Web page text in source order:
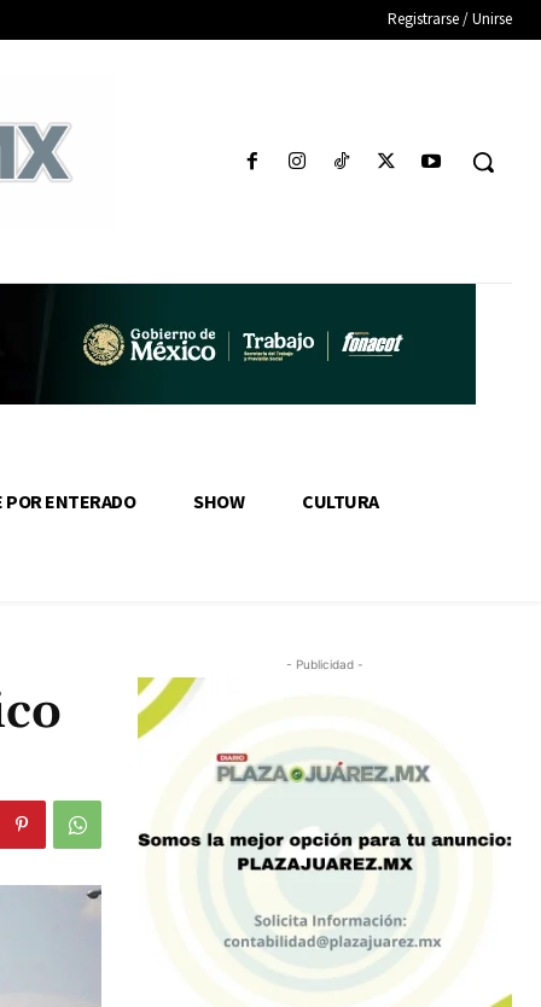
Registrarse / Unirse
POR ENTERADO SHOW CULTURA
- Publicidad -